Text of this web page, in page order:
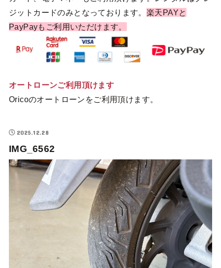
ジットカードのみとなっております。 楽天PAYと
PayPayもご利用いただけます。
オートローンご利用頂けます
Oricoのオートローンをご利用頂けます。
2025.12.28
IMG_6562